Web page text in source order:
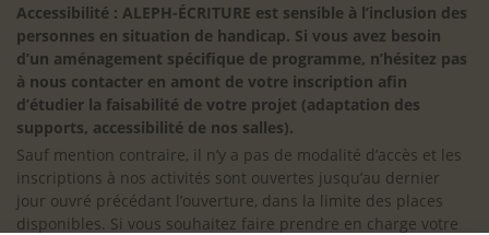
Accessibilité : ALEPH-ÉCRITURE est sensible à l’inclusion des
personnes en situation de handicap. Si vous avez besoin
d’un aménagement spécifique de programme, n’hésitez pas
à nous contacter en amont de votre inscription afin
d’étudier la faisabilité de votre projet (adaptation des
supports, accessibilité de nos salles).
Sauf mention contraire, il n’y a pas de modalité d’accès et les
inscriptions à nos activités sont ouvertes jusqu’au dernier
jour ouvré précédant l’ouverture, dans la limite des places
disponibles. Si vous souhaitez faire prendre en charge votre